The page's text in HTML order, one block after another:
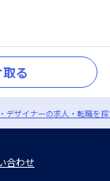
る
デザイナーの求人・転職を
合わせ